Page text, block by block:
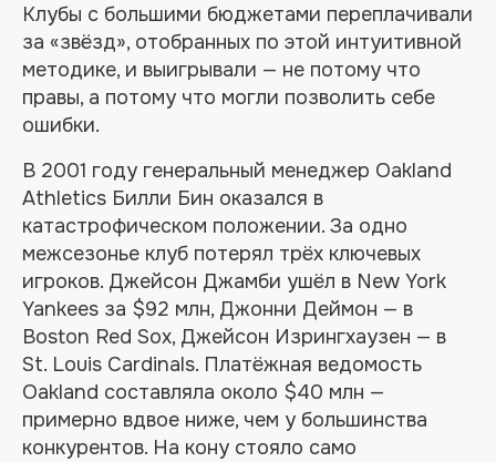
Клубы с большими бюджетами переплачивали
за «звёзд», отобранных по этой интуитивной
методике, и выигрывали — не потому что
правы, а потому что могли позволить себе
ошибки.
В 2001 году генеральный менеджер Oakland
Athletics Билли Бин оказался в
катастрофическом положении. За одно
межсезонье клуб потерял трёх ключевых
игроков. Джейсон Джамби ушёл в New York
Yankees за $92 млн, Джонни Деймон — в
Boston Red Sox, Джейсон Изрингхаузен — в
St. Louis Cardinals. Платёжная ведомость
Oakland составляла около $40 млн —
примерно вдвое ниже, чем у большинства
конкурентов. На кону стояло само